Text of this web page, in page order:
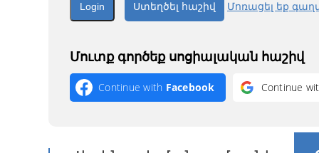
Ստեղծել հաշիվ Մոռացել եք
Մուտք գործեք սոցիալական հաշիվ
Continue with Facebook Continue